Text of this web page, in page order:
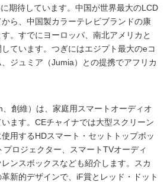
期待しています。中国が世界最大のLCD
ら、中国製カラーテレビブランドの康
。すでにヨーロッパ、南北アメリカと
ています。つぎにはエジプト最大のeコ
ジュミア（Jumia）との提携でアフリカ
創維）は、家庭用スマートオーディオ
ます。CEチャイナでは大型スクリーン
用するHDスマート・セットトップボッ
ロジェクター、スマートTVオーディ
ンスボックスなども紹介します。スカ
新的デザインで、iF賞とレッド・ドット